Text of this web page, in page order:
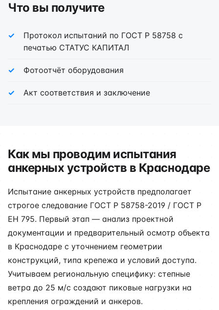
Что вы получите
Протокол испытаний по ГОСТ Р 58758 с
печатью СТАТУС КАПИТАЛ
Фотоотчёт оборудования
Акт соответствия и заключение
Как мы проводим испытания
анкерных устройств в Краснодаре
Испытание анкерных устройств предполагает
строгое следование ГОСТ Р 58758-2019 / ГОСТ Р
ЕН 795. Первый этап — анализ проектной
документации и предварительный осмотр объекта
в Краснодаре с уточнением геометрии
конструкций, типа крепежа и условий доступа.
Учитываем региональную специфику: степные
ветра до 25 м/с создают пиковые нагрузки на
крепления ограждений и анкеров.